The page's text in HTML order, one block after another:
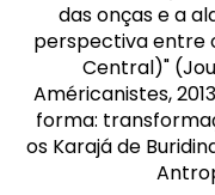
das onças e a
perspectiva entre
Central)"
Américanistes,
forma:
os Karajá de